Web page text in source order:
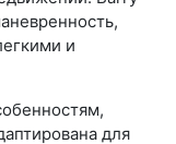
и
для